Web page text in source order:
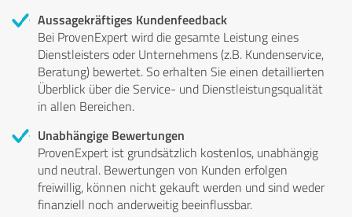
Aussagekräftiges Kundenfeedback
Bei ProvenExpert wird die gesamte Leistung eines
Dienstleisters oder Unternehmens (z.B. Kundenservice,
Beratung) bewertet. So erhalten Sie einen detaillierten
Überblick über die Service- und Dienstleistungsqualität
in allen Bereichen.
Unabhängige Bewertungen
ProvenExpert ist grundsätzlich kostenlos, unabhängig
und neutral. Bewertungen von Kunden erfolgen
freiwillig, können nicht gekauft werden und sind weder
finanziell noch anderweitig beeinflussbar.